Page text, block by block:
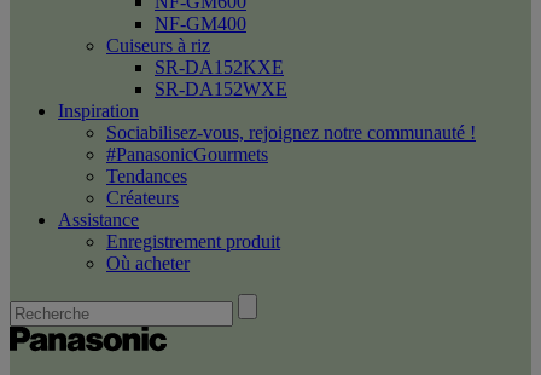
NF-GM400
Cuiseurs à riz
SR-DA152KXE
SR-DA152WXE
Inspiration
Sociabilisez-vous, rejoignez notre communauté !
#PanasonicGourmets
Tendances
Créateurs
Assistance
Enregistrement produit
Où acheter